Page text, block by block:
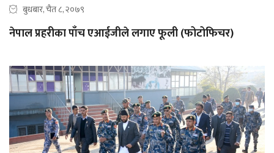
बुधबार, चैत ८, २०७९
नेपाल प्रहरीका पाँच एआईजीले लगाए फूली (फोटोफिचर)